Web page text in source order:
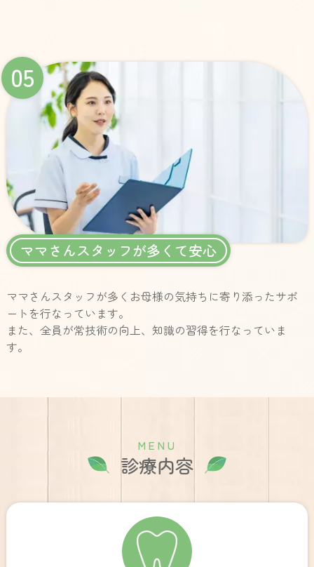
05
ママさんスタッフが多くて安心
ママさんスタッフが多くお母様の気持ちに寄り添ったサポ
ートを行なっています。
また、全員が常技術の向上、知識の習得を行なっていま
す。
M E N U
診療内容